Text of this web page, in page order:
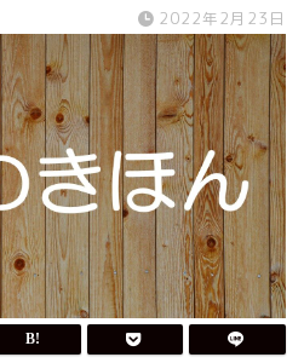
2022年2月23日